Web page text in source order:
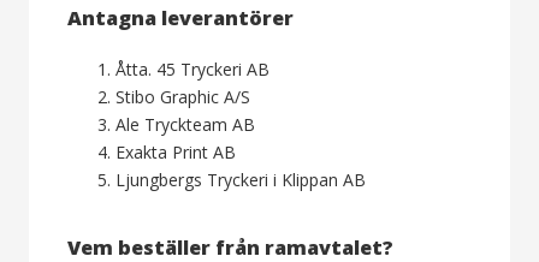
Antagna leverantörer
Åtta. 45 Tryckeri AB
Stibo Graphic A/S
Ale Tryckteam AB
Exakta Print AB
Ljungbergs Tryckeri i Klippan AB
Vem beställer från ramavtalet?